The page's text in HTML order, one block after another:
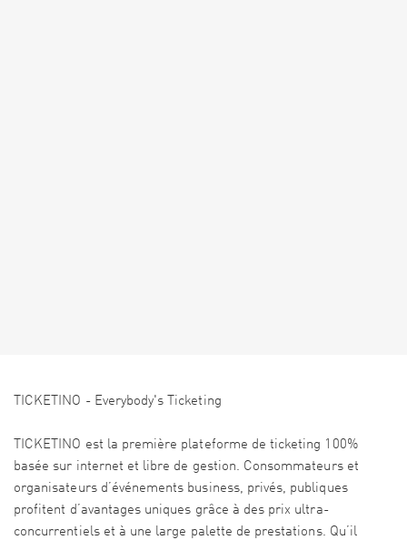
TICKETINO - Everybody's Ticketing
TICKETINO est la première plateforme de ticketing 100%
basée sur internet et libre de gestion. Consommateurs et
organisateurs d’événements business, privés, publiques
profitent d’avantages uniques grâce à des prix ultra-
concurrentiels et à une large palette de prestations. Qu’il